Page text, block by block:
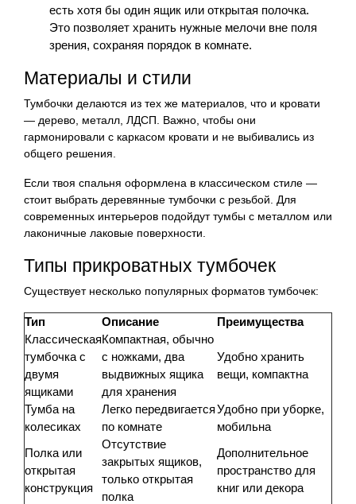
есть хотя бы один ящик или открытая полочка.
Это позволяет хранить нужные мелочи вне поля
зрения, сохраняя порядок в комнате.
Материалы и стили
Тумбочки делаются из тех же материалов, что и кровати
— дерево, металл, ЛДСП. Важно, чтобы они
гармонировали с каркасом кровати и не выбивались из
общего решения.
Если твоя спальня оформлена в классическом стиле —
стоит выбрать деревянные тумбочки с резьбой. Для
современных интерьеров подойдут тумбы с металлом или
лаконичные лаковые поверхности.
Типы прикроватных тумбочек
Существует несколько популярных форматов тумбочек:
Тип Описание
Преимущества
Классическая
тумбочка с
двумя
ящиками
Компактная, обычно
с ножками, два
выдвижных ящика
для хранения
Удобно хранить
вещи, компактна
Тумба на
колесиках
Легко передвигается
по комнате
Удобно при уборке,
мобильна
Полка или
открытая
конструкция
Отсутствие
закрытых ящиков,
только открытая
полка
Дополнительное
пространство для
книг или декора